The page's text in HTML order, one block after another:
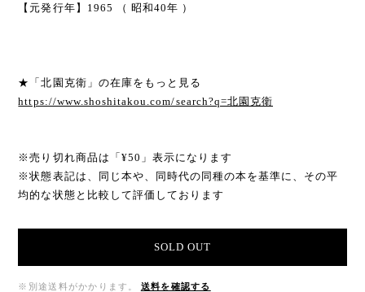
【元発行年】1965 （ 昭和40年 ）
★「北園克衛」の在庫をもっと見る
https://www.shoshitakou.com/search?q=北園克衛
※売り切れ商品は「¥50」表示になります
※状態表記は、同じ本や、同時代の同種の本を基準に、その平
均的な状態と比較して評価しております
SOLD OUT
※別途送料がかかります。
送料を確認する